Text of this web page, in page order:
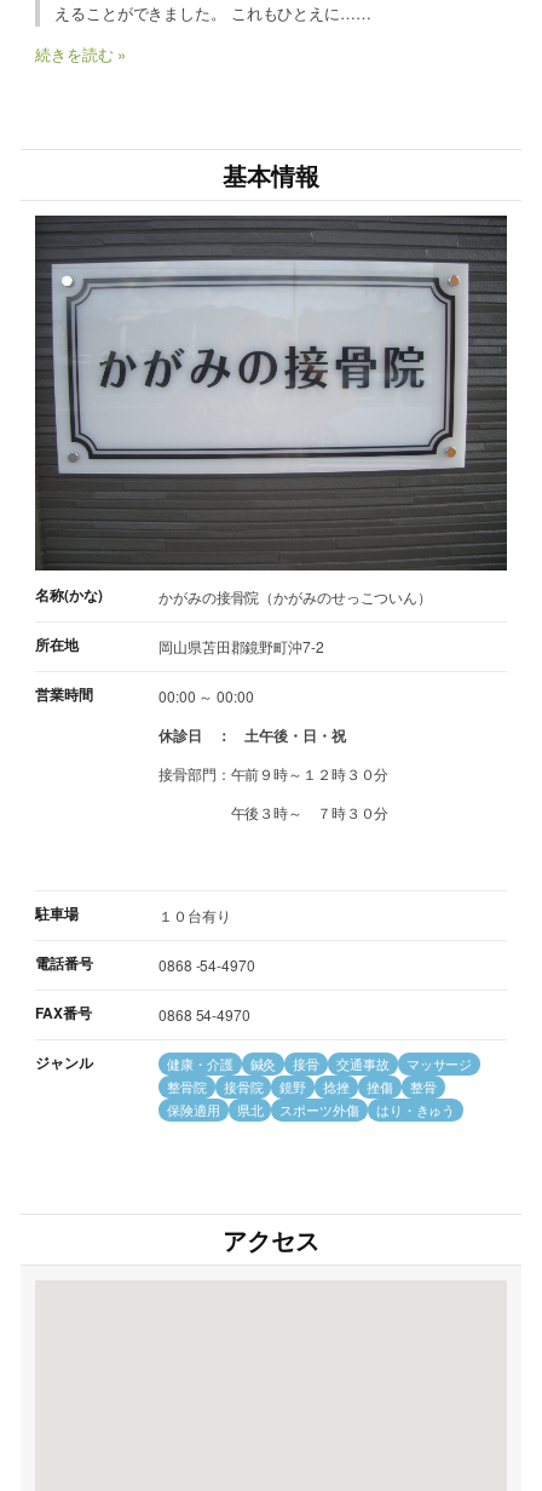
えることができました。 これもひとえに……
続きを読む »
基本情報
名称(かな) かがみの接骨院（かがみのせっこついん）
所在地 岡山県苫田郡鏡野町沖7-2
営業時間 00:00 ～ 00:00
休診日 ： 土午後・日・祝
接骨部門：午前９時～１２時３０分
午後３時～ ７時３０分
駐車場 １０台有り
電話番号 0868 -54-4970
FAX番号 0868 54-4970
ジャンル 健康・介護 鍼灸 接骨 交通事故
マッサージ
整骨院
接骨院 鏡野 捻挫 挫傷
整骨
保険適用
県北 スポーツ外傷 はり・きゅう
アクセス